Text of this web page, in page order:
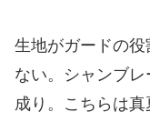
生地がガードの
ない。シャンブ
成り。こちらは